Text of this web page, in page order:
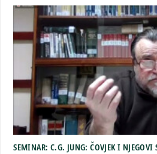
SEMINAR: C.G. JUNG: ČOVJEK I